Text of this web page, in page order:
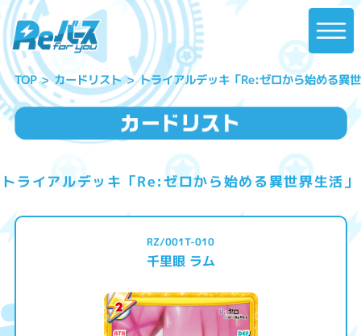
TOP カードリスト トライアルデッキ「Re:ゼロから始める異
トライアルデッキ「Re:ゼロから始める異世界生活」
RZ/001T-010
千里眼 ラム